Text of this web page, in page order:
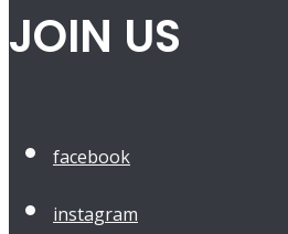
JOIN US
facebook
instagram